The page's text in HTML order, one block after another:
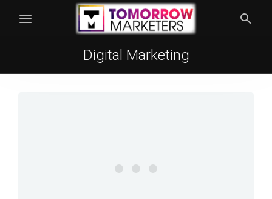
Digital Marketing